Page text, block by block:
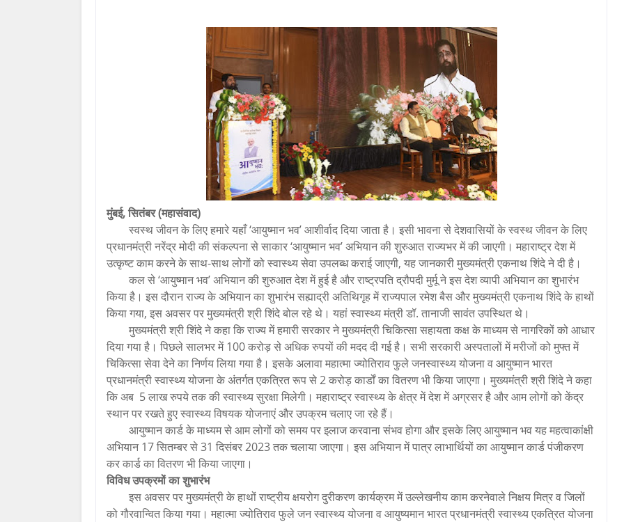
मुंबई, सितंबर (महासंवाद)
स्वस्थ जीवन के लिए हमारे यहाँ ‘आयुष्मान भव’ आशीर्वाद दिया जाता है। इसी भावना से देशवासियों के स्वस्थ जीवन के लिए
प्रधानमंत्री नरेंद्र मोदी की संकल्पना से साकार ‘आयुष्मान भव’ अभियान की शुरुआत राज्यभर में की जाएगी। महाराष्ट्र देश में
उत्कृष्ट काम करने के साथ-साथ लोगों को स्वास्थ्य सेवा उपलब्ध कराई जाएगी, यह जानकारी मुख्यमंत्री एकनाथ शिंदे ने दी है।
कल से ‘आयुष्मान भव’ अभियान की शुरुआत देश में हुई है और राष्ट्रपति द्रौपदी मुर्मू ने इस देश व्यापी अभियान का शुभारंभ
किया है। इस दौरान राज्य के अभियान का शुभारंभ सह्याद्री अतिथिगृह में राज्यपाल रमेश बैस और मुख्यमंत्री एकनाथ शिंदे के हाथों
किया गया, इस अवसर पर मुख्यमंत्री श्री शिंदे बोल रहे थे। यहां स्वास्थ्य मंत्री डॉ. तानाजी सावंत उपस्थित थे।
मुख्यमंत्री श्री शिंदे ने कहा कि राज्य में हमारी सरकार ने मुख्यमंत्री चिकित्सा सहायता कक्ष के माध्यम से नागरिकों को आधार
दिया गया है। पिछले सालभर में 100 करोड़ से अधिक रुपयों की मदद दी गई है। सभी सरकारी अस्पतालों में मरीजों को मुफ्त में
चिकित्सा सेवा देने का निर्णय लिया गया है। इसके अलावा महात्मा ज्योतिराव फुले जनस्वास्थ्य योजना व आयुष्मान भारत
प्रधानमंत्री स्वास्थ्य योजना के अंतर्गत एकत्रित रूप से 2 करोड़ कार्डों का वितरण भी किया जाएगा। मुख्यमंत्री श्री शिंदे ने कहा
कि अब 5 लाख रुपये तक की स्वास्थ्य सुरक्षा मिलेगी। महाराष्ट्र स्वास्थ्य के क्षेत्र में देश में अग्रसर है और आम लोगों को केंद्र
स्थान पर रखते हुए स्वास्थ्य विषयक योजनाएं और उपक्रम चलाए जा रहे हैं।
आयुष्मान कार्ड के माध्यम से आम लोगों को समय पर इलाज करवाना संभव होगा और इसके लिए आयुष्मान भव यह महत्वाकांक्षी
अभियान 17 सितम्बर से 31 दिसंबर 2023 तक चलाया जाएगा। इस अभियान में पात्र लाभार्थियों का आयुष्मान कार्ड पंजीकरण
कर कार्ड का वितरण भी किया जाएगा।
विविध उपक्रमों का शुभारंभ
इस अवसर पर मुख्यमंत्री के हाथों राष्ट्रीय क्षयरोग दुरीकरण कार्यक्रम में उल्लेखनीय काम करनेवाले निक्षय मित्र व जिलों
को गौरवान्वित किया गया। महात्मा ज्योतिराव फुले जन स्वास्थ्य योजना व आयुष्यमान भारत प्रधानमंत्री स्वास्थ्य एकत्रित योजना